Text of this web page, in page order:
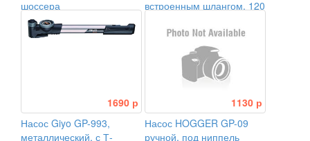
шоссера
встроенным шлангом, 120
1690 р
Насос Giyo GP-993,
металлический, с Т-
1130 р
Насос HOGGER GP-09
ручной, под ниппель